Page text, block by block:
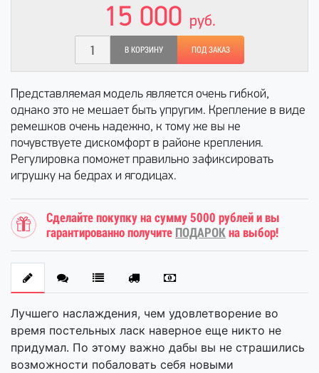
15 000 руб.
В КОРЗИНУ ПОД ЗАКАЗ
Представляемая модель является очень гибкой,
однако это не мешает быть упругим. Крепление в виде
ремешков очень надежно, к тому же вы не
почувствуете дискомфорт в районе крепления.
Регулировка поможет правильно зафиксировать
игрушку на бедрах и ягодицах.
Сделайте покупку на сумму 5000 рублей и вы
гарантированно получите ПОДАРОК на выбор!
Лучшего наслаждения, чем удовлетворение во
время постельных ласк наверное еще никто не
придумал. По этому важно дабы вы не страшились
возможности побаловать себя новыми